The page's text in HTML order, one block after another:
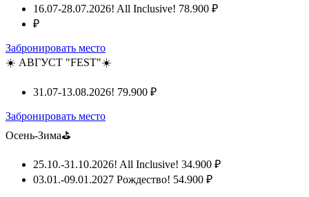
16.07-28.07.2026! All Inclusive! 78.900 ₽
₽
Забронировать место
☀️ АВГУСТ "FEST"☀️
31.07-13.08.2026! 79.900 ₽
Забронировать место
Осень-Зима⛳
25.10.-31.10.2026! All Inclusive! 34.900 ₽
03.01.-09.01.2027 Рождество! 54.900 ₽